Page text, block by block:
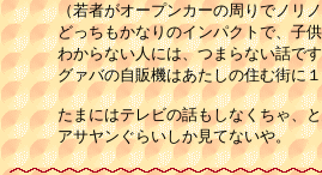
（若者がオープンカーの周りでノリ
どっちもかなりのインパクトで、子
わからない人には、つまらない話で
グァバの自販機はあたしの住む街に
たまにはテレビの話もしなくちゃ、
アサヤンぐらいしか見てないや。